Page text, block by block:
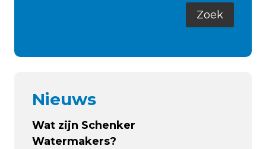
Nieuws
Wat zijn Schenker
Watermakers?